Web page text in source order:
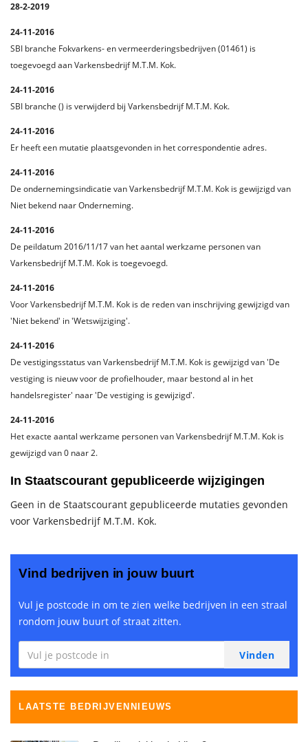
28-2-2019
24-11-2016
SBI branche Fokvarkens- en vermeerderingsbedrijven (01461) is
toegevoegd aan Varkensbedrijf M.T.M. Kok.
24-11-2016
SBI branche () is verwijderd bij Varkensbedrijf M.T.M. Kok.
24-11-2016
Er heeft een mutatie plaatsgevonden in het correspondentie adres.
24-11-2016
De ondernemingsindicatie van Varkensbedrijf M.T.M. Kok is gewijzigd van
Niet bekend naar Onderneming.
24-11-2016
De peildatum 2016/11/17 van het aantal werkzame personen van
Varkensbedrijf M.T.M. Kok is toegevoegd.
24-11-2016
Voor Varkensbedrijf M.T.M. Kok is de reden van inschrijving gewijzigd van
'Niet bekend' in 'Wetswijziging'.
24-11-2016
De vestigingsstatus van Varkensbedrijf M.T.M. Kok is gewijzigd van 'De
vestiging is nieuw voor de profielhouder, maar bestond al in het
handelsregister' naar 'De vestiging is gewijzigd'.
24-11-2016
Het exacte aantal werkzame personen van Varkensbedrijf M.T.M. Kok is
gewijzigd van 0 naar 2.
In Staatscourant gepubliceerde wijzigingen
Geen in de Staatscourant gepubliceerde mutaties gevonden
voor Varkensbedrijf M.T.M. Kok.
Vind bedrijven in jouw buurt
Vul je postcode in om te zien welke bedrijven in een straal
rondom jouw buurt of straat zitten.
LAATSTE BEDRIJVENNIEUWS